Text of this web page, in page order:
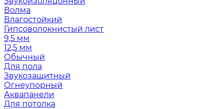
Волма
Влагостойкий
Гипсоволокнистый лист
9,5 мм
12,5 мм
Обычный
Для пола
Звукозащитный
Огнеупорный
Аквапанели
Для потолка